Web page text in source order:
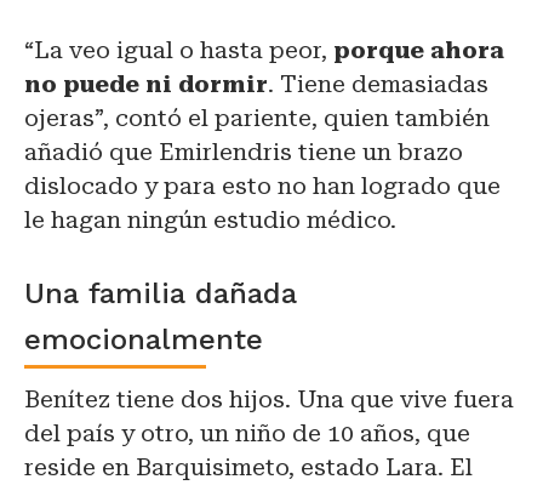
“La veo igual o hasta peor, porque ahora
no puede ni dormir. Tiene demasiadas
ojeras”, contó el pariente, quien también
añadió que Emirlendris tiene un brazo
dislocado y para esto no han logrado que
le hagan ningún estudio médico.
Una familia dañada
emocionalmente
Benítez tiene dos hijos. Una que vive fuera
del país y otro, un niño de 10 años, que
reside en Barquisimeto, estado Lara. El